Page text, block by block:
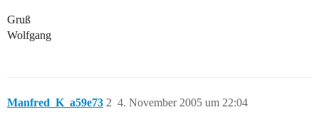
Gruß
Wolfgang
Manfred_K_a59e73 4. November 2005 um 22:04
2